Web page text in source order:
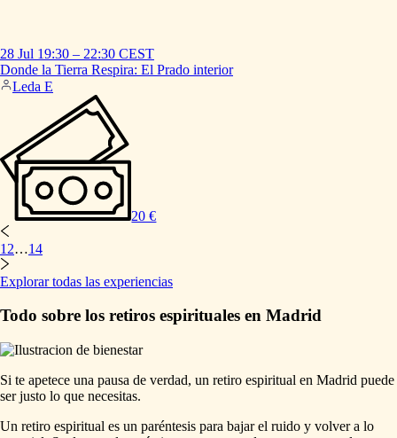
28 Jul 19:30 – 22:30 CEST
Donde la Tierra Respira: El Prado interior
Leda E
20 €
1 2…14
Explorar todas las experiencias
Todo sobre los retiros espirituales en Madrid
Si te apetece una pausa de verdad, un retiro espiritual en Madrid puede
ser justo lo que necesitas.
Un retiro espiritual es un paréntesis para bajar el ruido y volver a lo